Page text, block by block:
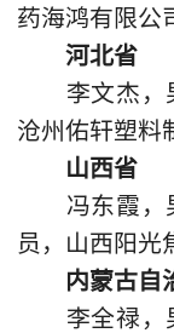
药海鸿有限公
河北省
李文杰，男
沧州佑轩塑料
山西省
冯东霞，男
员，山西阳光
内蒙古自
李全禄，男